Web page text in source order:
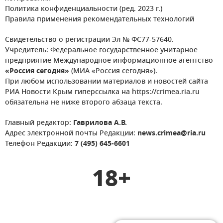
Политика конфиденциальности (ред. 2023 г.)
Правила применения рекомендательных технологий
Свидетельство о регистрации Эл № ФС77-57640.
Учредитель: Федеральное государственное унитарное
предприятие Международное информационное агентство
«Россия сегодня» (МИА «Россия сегодня»).
При любом использовании материалов и новостей сайта
РИА Новости Крым гиперссылка на https://crimea.ria.ru
обязательна не ниже второго абзаца текста.
Главный редактор: Гаврилова А.В.
Адрес электронной почты Редакции: news.crimea@ria.ru
Телефон Редакции: 7 (495) 645-6601
18+